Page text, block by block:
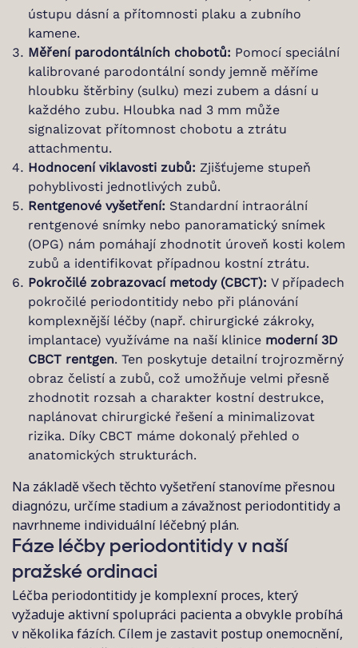
ústupu dásní a přítomnosti plaku a zubního
kamene.
Měření parodontálních chobotů: Pomocí speciální
kalibrované parodontální sondy jemně měříme
hloubku štěrbiny (sulku) mezi zubem a dásní u
každého zubu. Hloubka nad 3 mm může
signalizovat přítomnost chobotu a ztrátu
attachmentu.
Hodnocení viklavosti zubů: Zjišťujeme stupeň
pohyblivosti jednotlivých zubů.
Rentgenové vyšetření: Standardní intraorální
rentgenové snímky nebo panoramatický snímek
(OPG) nám pomáhají zhodnotit úroveň kosti kolem
zubů a identifikovat případnou kostní ztrátu.
Pokročilé zobrazovací metody (CBCT): V případech
pokročilé periodontitidy nebo při plánování
komplexnější léčby (např. chirurgické zákroky,
implantace) využíváme na naší klinice moderní 3D
CBCT rentgen. Ten poskytuje detailní trojrozměrný
obraz čelistí a zubů, což umožňuje velmi přesně
zhodnotit rozsah a charakter kostní destrukce,
naplánovat chirurgické řešení a minimalizovat
rizika. Díky CBCT máme dokonalý přehled o
anatomických strukturách.
Na základě všech těchto vyšetření stanovíme přesnou
diagnózu, určíme stadium a závažnost periodontitidy a
navrhneme individuální léčebný plán.
Fáze léčby periodontitidy v naší
pražské ordinaci
Léčba periodontitidy je komplexní proces, který
vyžaduje aktivní spolupráci pacienta a obvykle probíhá
v několika fázích. Cílem je zastavit postup onemocnění,